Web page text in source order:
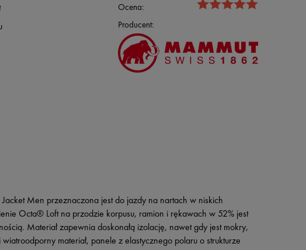
Ocena:
Producent:
Men przeznaczona jest do jazdy na nartach w niskich
Octa® Loft na przodzie korpusu, ramion i rękawach w 52% jest
Materiał zapewnia doskonałą izolację, nawet gdy jest mokry,
materiał, panele z elastycznego polaru o strukturze